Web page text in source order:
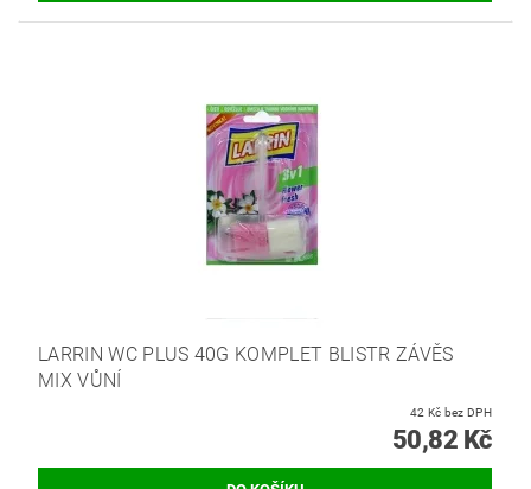
LARRIN WC PLUS 40G KOMPLET BLISTR ZÁVĚS
MIX VŮNÍ
42 Kč bez DPH
50,82 Kč